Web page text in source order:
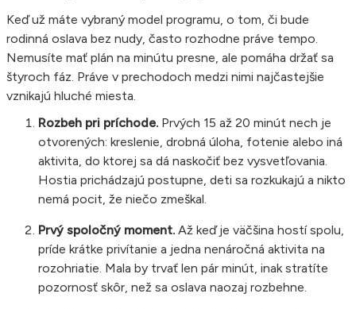
Keď už máte vybraný model programu, o tom, či bude
rodinná oslava bez nudy, často rozhodne práve tempo.
Nemusíte mať plán na minútu presne, ale pomáha držať sa
štyroch fáz. Práve v prechodoch medzi nimi najčastejšie
vznikajú hluché miesta.
Rozbeh pri príchode. Prvých 15 až 20 minút nech je
otvorených: kreslenie, drobná úloha, fotenie alebo iná
aktivita, do ktorej sa dá naskočiť bez vysvetľovania.
Hostia prichádzajú postupne, deti sa rozkukajú a nikto
nemá pocit, že niečo zmeškal.
Prvý spoločný moment. Až keď je väčšina hostí spolu,
príde krátke privítanie a jedna nenáročná aktivita na
rozohriatie. Mala by trvať len pár minút, inak stratíte
pozornosť skôr, než sa oslava naozaj rozbehne.